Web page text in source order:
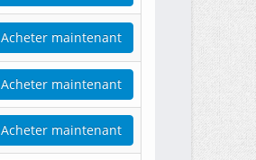
Acheter maintenant
Acheter maintenant
Acheter maintenant